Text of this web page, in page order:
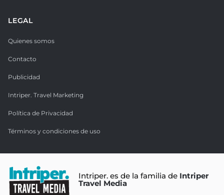
LEGAL
Quienes somos
Contacto
Publicidad
Intriper. Travel Marketing
Política de Privacidad
Términos y condiciones de uso
Intriper. es de la familia de Intriper
Travel Media